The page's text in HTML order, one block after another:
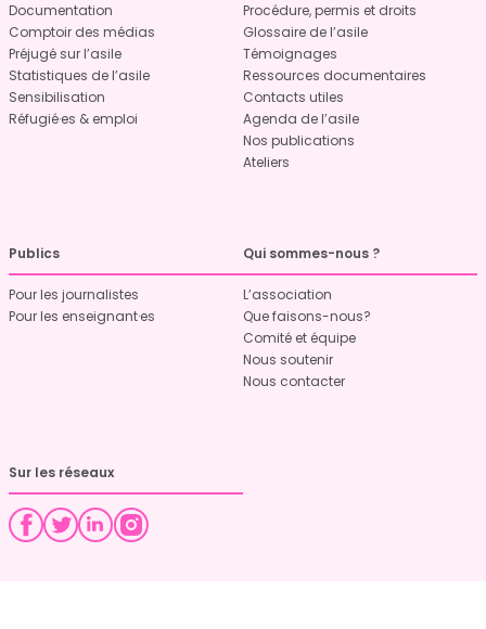
Documentation
Comptoir des médias
Préjugé sur l’asile
Statistiques de l’asile
Sensibilisation
Réfugié·es & emploi
Procédure, permis et droits
Glossaire de l’asile
Témoignages
Ressources documentaires
Contacts utiles
Agenda de l’asile
Nos publications
Ateliers
Publics
Pour les journalistes
Pour les enseignant·es
Qui sommes-nous ?
L’association
Que faisons-nous?
Comité et équipe
Nous soutenir
Nous contacter
Sur les réseaux